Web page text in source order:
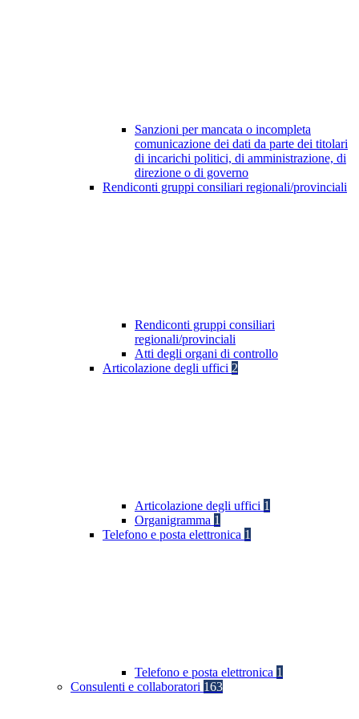
Sanzioni per mancata o incompleta
comunicazione dei dati da parte dei titolari
di incarichi politici, di amministrazione, di
direzione o di governo
Rendiconti gruppi consiliari regionali/provinciali
Rendiconti gruppi consiliari
regionali/provinciali
Atti degli organi di controllo
Articolazione degli uffici 2
Articolazione degli uffici 1
Organigramma 1
Telefono e posta elettronica 1
Telefono e posta elettronica 1
Consulenti e collaboratori 163